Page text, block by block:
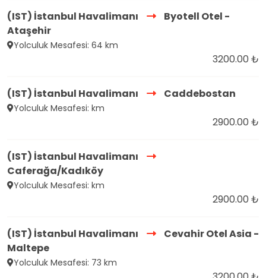
(IST) İstanbul Havalimanı
Byotell Otel -
Ataşehir
Yolculuk Mesafesi: 64 km
3200.00 ₺
(IST) İstanbul Havalimanı Caddebostan
Yolculuk Mesafesi: km
2900.00 ₺
(IST) İstanbul Havalimanı
Caferağa/Kadıköy
Yolculuk Mesafesi: km
2900.00 ₺
(IST) İstanbul Havalimanı
Cevahir Otel Asia -
Maltepe
Yolculuk Mesafesi: 73 km